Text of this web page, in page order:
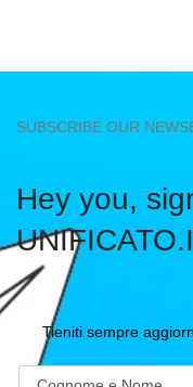
SUBSCRIBE OUR
Hey you,
Tieniti sempre